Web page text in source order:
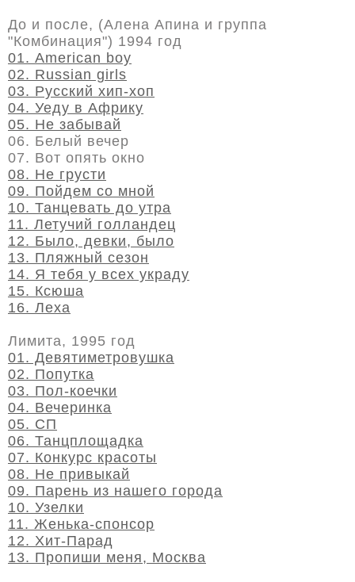
До и после, (Алена Апина и группа
"Комбинация") 1994 год
01. American boy
02. Russian girls
03. Русский хип-хоп
04. Уеду в Африку
05. Не забывай
06. Белый вечер
07. Вот опять окно
08. Не грусти
09. Пойдем со мной
10. Танцевать до утра
11. Летучий голландец
12. Было, девки, было
13. Пляжный сезон
14. Я тебя у всех украду
15. Ксюша
16. Леха
Лимита, 1995 год
01. Девятиметровушка
02. Попутка
03. Пол-коечки
04. Вечеринка
05. СП
06. Танцплощадка
07. Конкурс красоты
08. Не привыкай
09. Парень из нашего города
10. Узелки
11. Женька-спонсор
12. Хит-Парад
13. Пропиши меня, Москва